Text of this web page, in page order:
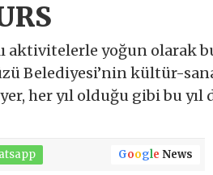
yoğun olarak
Belediyesi’nin kültür-
her yıl olduğu gibi bu yıl
Google News